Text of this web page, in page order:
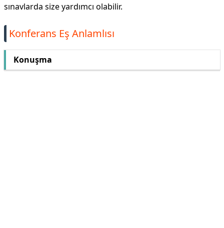
sınavlarda size yardımcı olabilir.
Konferans Eş Anlamlısı
Konuşma